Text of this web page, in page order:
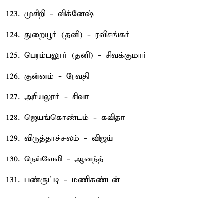
123. முசிறி - விக்னேஷ்
124. துறையூர் (தனி) - ரவிசங்கர்
125. பெரம்பலூர் (தனி) - சிவக்குமார்
126. குன்னம் - ரேவதி
127. அரியலூர் - சிவா
128. ஜெயங்கொண்டம் - கவிதா
129. விருத்தாச்சலம் - விஜய்
130. நெய்வேலி - ஆனந்த்
131. பண்ருட்டி - மணிகண்டன்